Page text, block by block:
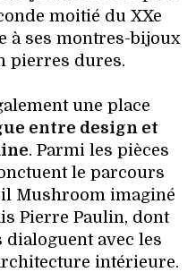
moitié du XXe
à ses montres-bijoux
pierres dures.
une place
entre design et
. Parmi les pièces
le parcours
Mushroom imaginé
Pierre Paulin, dont
avec les
intérieure.